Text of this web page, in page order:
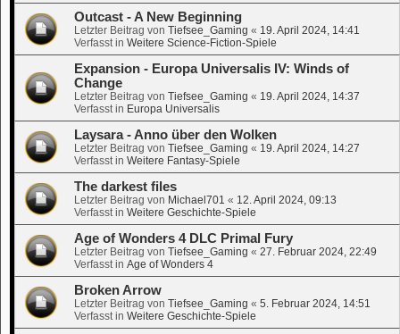
Outcast - A New Beginning
Letzter Beitrag von Tiefsee_Gaming « 19. April 2024, 14:41
Verfasst in Weitere Science-Fiction-Spiele
Expansion - Europa Universalis IV: Winds of
Change
Letzter Beitrag von Tiefsee_Gaming « 19. April 2024, 14:37
Verfasst in Europa Universalis
Laysara - Anno über den Wolken
Letzter Beitrag von Tiefsee_Gaming « 19. April 2024, 14:27
Verfasst in Weitere Fantasy-Spiele
The darkest files
Letzter Beitrag von Michael701 « 12. April 2024, 09:13
Verfasst in Weitere Geschichte-Spiele
Age of Wonders 4 DLC Primal Fury
Letzter Beitrag von Tiefsee_Gaming « 27. Februar 2024, 22:49
Verfasst in Age of Wonders 4
Broken Arrow
Letzter Beitrag von Tiefsee_Gaming « 5. Februar 2024, 14:51
Verfasst in Weitere Geschichte-Spiele